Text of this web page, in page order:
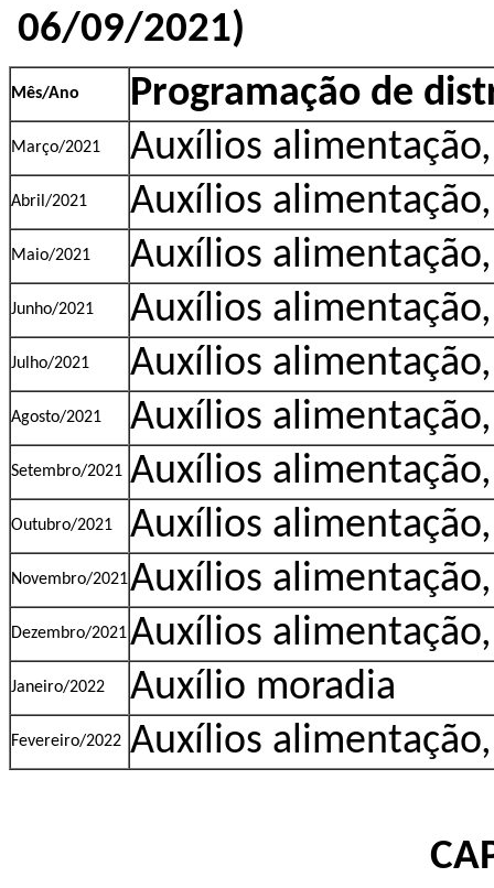
06/09/2021)
Mês/Ano Programação de
Março/2021 Auxílios
Abril/2021 Auxílios
Maio/2021 Auxílios
Junho/2021 Auxílios
Julho/2021 Auxílios
Agosto/2021 Auxílios
Setembro/2021 Auxílios
Outubro/2021 Auxílios
Novembro/2021Auxílios
Dezembro/2021Auxílios
Janeiro/2022 Auxílio moradia
Fevereiro/2022 Auxílios